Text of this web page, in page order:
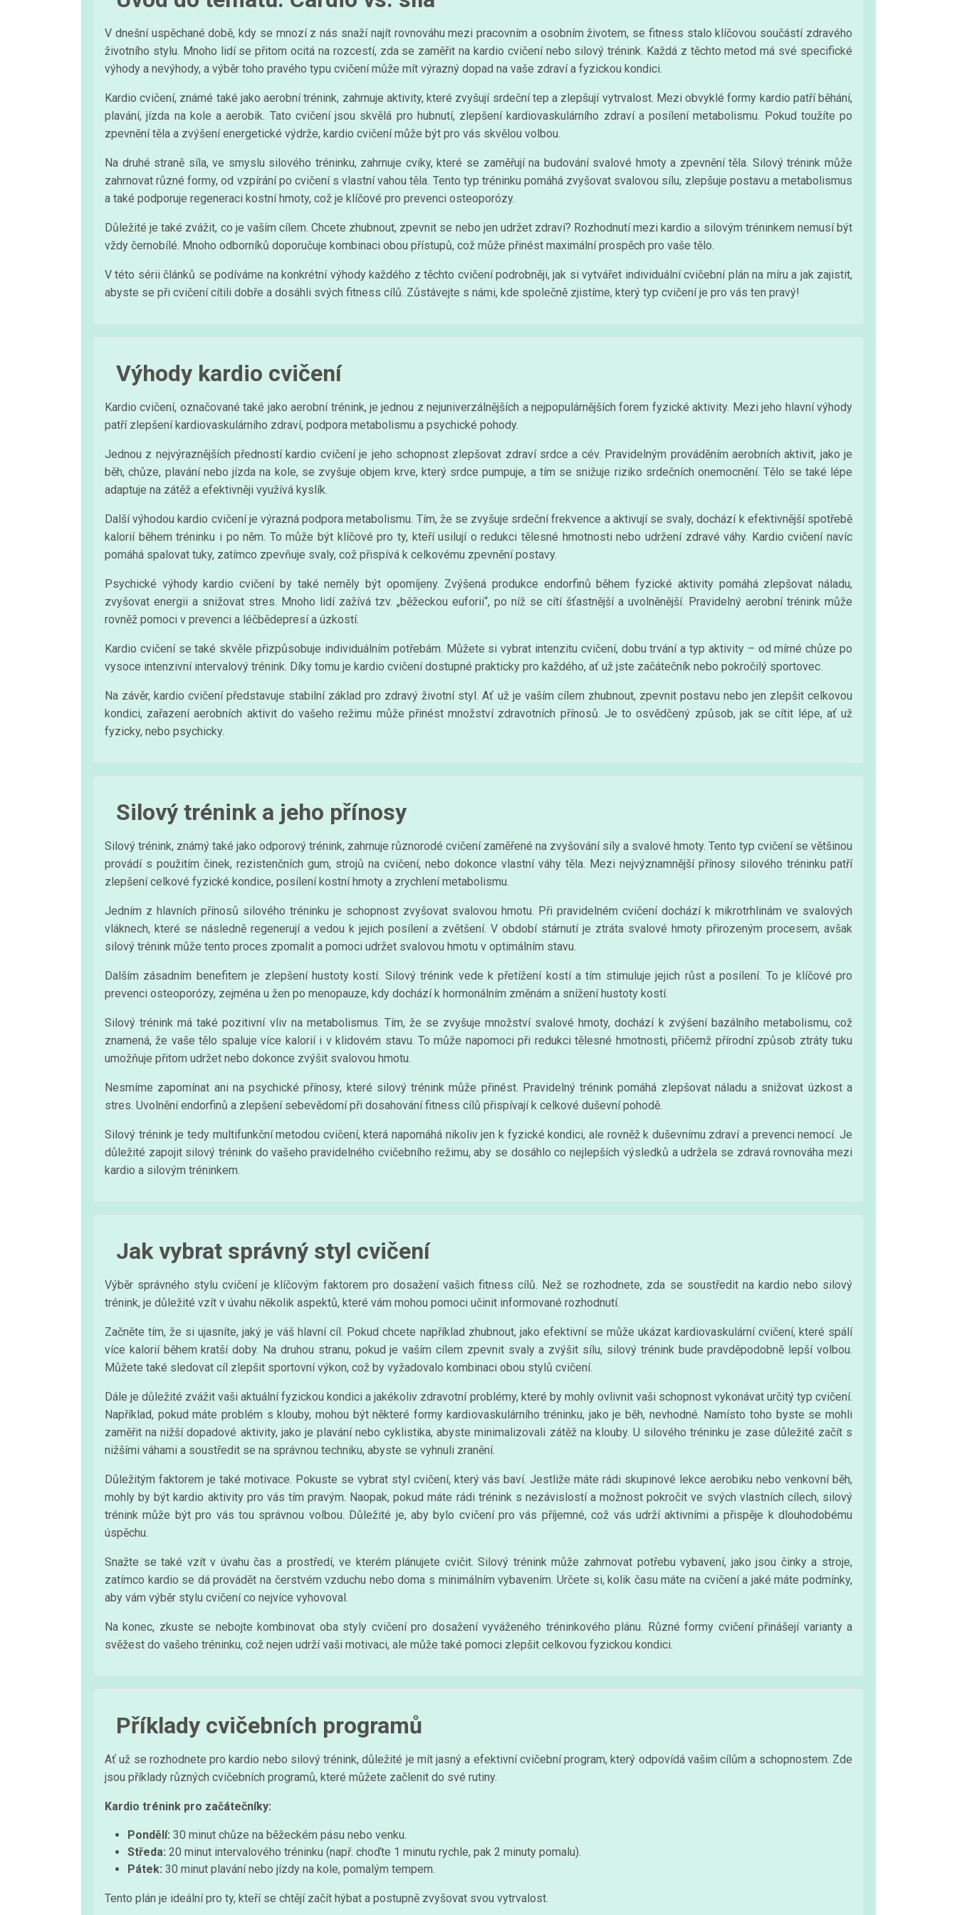
V dnešní uspěchané době, kdy se mnozí z nás snaží najít rovnováhu mezi pracovním a osobním životem, se fitness stalo klíčovou součástí zdravého
životního stylu. Mnoho lidí se přitom ocitá na rozcestí, zda se zaměřit na kardio cvičení nebo silový trénink. Každá z těchto metod má své specifické
výhody a nevýhody, a výběr toho pravého typu cvičení může mít výrazný dopad na vaše zdraví a fyzickou kondici.
Kardio cvičení, známé také jako aerobní trénink, zahrnuje aktivity, které zvyšují srdeční tep a zlepšují vytrvalost. Mezi obvyklé formy kardio patří běhání,
plavání, jízda na kole a aerobik. Tato cvičení jsou skvělá pro hubnutí, zlepšení kardiovaskulárního zdraví a posílení metabolismu. Pokud toužíte po
zpevnění těla a zvýšení energetické výdrže, kardio cvičení může být pro vás skvělou volbou.
Na druhé straně síla, ve smyslu silového tréninku, zahrnuje cviky, které se zaměřují na budování svalové hmoty a zpevnění těla. Silový trénink může
zahrnovat různé formy, od vzpírání po cvičení s vlastní vahou těla. Tento typ tréninku pomáhá zvyšovat svalovou sílu, zlepšuje postavu a metabolismus
a také podporuje regeneraci kostní hmoty, což je klíčové pro prevenci osteoporózy.
Důležité je také zvážit, co je vaším cílem. Chcete zhubnout, zpevnit se nebo jen udržet zdraví? Rozhodnutí mezi kardio a silovým tréninkem nemusí být
vždy černobílé. Mnoho odborníků doporučuje kombinaci obou přístupů, což může přinést maximální prospěch pro vaše tělo.
V této sérii článků se podíváme na konkrétní výhody každého z těchto cvičení podrobněji, jak si vytvářet individuální cvičební plán na míru a jak zajistit,
abyste se při cvičení cítili dobře a dosáhli svých fitness cílů. Zůstávejte s námi, kde společně zjistíme, který typ cvičení je pro vás ten pravý!
Výhody kardio cvičení
Kardio cvičení, označované také jako aerobní trénink, je jednou z nejuniverzálnějších a nejpopulárnějších forem fyzické aktivity. Mezi jeho hlavní výhody
patří zlepšení kardiovaskulárního zdraví, podpora metabolismu a psychické pohody.
Jednou z nejvýraznějších předností kardio cvičení je jeho schopnost zlepšovat zdraví srdce a cév. Pravidelným prováděním aerobních aktivit, jako je
běh, chůze, plavání nebo jízda na kole, se zvyšuje objem krve, který srdce pumpuje, a tím se snižuje riziko srdečních onemocnění. Tělo se také lépe
adaptuje na zátěž a efektivněji využívá kyslík.
Další výhodou kardio cvičení je výrazná podpora metabolismu. Tím, že se zvyšuje srdeční frekvence a aktivují se svaly, dochází k efektivnější spotřebě
kalorií během tréninku i po něm. To může být klíčové pro ty, kteří usilují o redukci tělesné hmotnosti nebo udržení zdravé váhy. Kardio cvičení navíc
pomáhá spalovat tuky, zatímco zpevňuje svaly, což přispívá k celkovému zpevnění postavy.
Psychické výhody kardio cvičení by také neměly být opomíjeny. Zvýšená produkce endorfinů během fyzické aktivity pomáhá zlepšovat náladu,
zvyšovat energii a snižovat stres. Mnoho lidí zažívá tzv. „běžeckou euforii“, po níž se cítí šťastnější a uvolněnější. Pravidelný aerobní trénink může
rovněž pomoci v prevenci a léčbědepresí a úzkostí.
Kardio cvičení se také skvěle přizpůsobuje individuálním potřebám. Můžete si vybrat intenzitu cvičení, dobu trvání a typ aktivity – od mírné chůze po
vysoce intenzivní intervalový trénink. Díky tomu je kardio cvičení dostupné prakticky pro každého, ať už jste začátečník nebo pokročilý sportovec.
Na závěr, kardio cvičení představuje stabilní základ pro zdravý životní styl. Ať už je vaším cílem zhubnout, zpevnit postavu nebo jen zlepšit celkovou
kondici, zařazení aerobních aktivit do vašeho režimu může přinést množství zdravotních přínosů. Je to osvědčený způsob, jak se cítit lépe, ať už
fyzicky, nebo psychicky.
Silový trénink a jeho přínosy
Silový trénink, známý také jako odporový trénink, zahrnuje různorodé cvičení zaměřené na zvyšování síly a svalové hmoty. Tento typ cvičení se většinou
provádí s použitím činek, rezistenčních gum, strojů na cvičení, nebo dokonce vlastní váhy těla. Mezi nejvýznamnější přínosy silového tréninku patří
zlepšení celkové fyzické kondice, posílení kostní hmoty a zrychlení metabolismu.
Jedním z hlavních přínosů silového tréninku je schopnost zvyšovat svalovou hmotu. Při pravidelném cvičení dochází k mikrotrhlinám ve svalových
vláknech, které se následně regenerují a vedou k jejich posílení a zvětšení. V období stárnutí je ztráta svalové hmoty přirozeným procesem, avšak
silový trénink může tento proces zpomalit a pomoci udržet svalovou hmotu v optimálním stavu.
Dalším zásadním benefitem je zlepšení hustoty kostí. Silový trénink vede k přetížení kostí a tím stimuluje jejich růst a posílení. To je klíčové pro
prevenci osteoporózy, zejména u žen po menopauze, kdy dochází k hormonálním změnám a snížení hustoty kostí.
Silový trénink má také pozitivní vliv na metabolismus. Tím, že se zvyšuje množství svalové hmoty, dochází k zvýšení bazálního metabolismu, což
znamená, že vaše tělo spaluje více kalorií i v klidovém stavu. To může napomoci při redukci tělesné hmotnosti, přičemž přírodní způsob ztráty tuku
umožňuje přitom udržet nebo dokonce zvýšit svalovou hmotu.
Nesmíme zapomínat ani na psychické přínosy, které silový trénink může přinést. Pravidelný trénink pomáhá zlepšovat náladu a snižovat úzkost a
stres. Uvolnění endorfinů a zlepšení sebevědomí při dosahování fitness cílů přispívají k celkové duševní pohodě.
Silový trénink je tedy multifunkční metodou cvičení, která napomáhá nikoliv jen k fyzické kondici, ale rovněž k duševnímu zdraví a prevenci nemocí. Je
důležité zapojit silový trénink do vašeho pravidelného cvičebního režimu, aby se dosáhlo co nejlepších výsledků a udržela se zdravá rovnováha mezi
kardio a silovým tréninkem.
Jak vybrat správný styl cvičení
Výběr správného stylu cvičení je klíčovým faktorem pro dosažení vašich fitness cílů. Než se rozhodnete, zda se soustředit na kardio nebo silový
trénink, je důležité vzít v úvahu několik aspektů, které vám mohou pomoci učinit informované rozhodnutí.
Začněte tím, že si ujasníte, jaký je váš hlavní cíl. Pokud chcete například zhubnout, jako efektivní se může ukázat kardiovaskulární cvičení, které spálí
více kalorií během kratší doby. Na druhou stranu, pokud je vaším cílem zpevnit svaly a zvýšit sílu, silový trénink bude pravděpodobně lepší volbou.
Můžete také sledovat cíl zlepšit sportovní výkon, což by vyžadovalo kombinaci obou stylů cvičení.
Dále je důležité zvážit vaši aktuální fyzickou kondici a jakékoliv zdravotní problémy, které by mohly ovlivnit vaši schopnost vykonávat určitý typ cvičení.
Například, pokud máte problém s klouby, mohou být některé formy kardiovaskulárního tréninku, jako je běh, nevhodné. Namísto toho byste se mohli
zaměřit na nižší dopadové aktivity, jako je plavání nebo cyklistika, abyste minimalizovali zátěž na klouby. U silového tréninku je zase důležité začít s
nižšími váhami a soustředit se na správnou techniku, abyste se vyhnuli zranění.
Důležitým faktorem je také motivace. Pokuste se vybrat styl cvičení, který vás baví. Jestliže máte rádi skupinové lekce aerobiku nebo venkovní běh,
mohly by být kardio aktivity pro vás tím pravým. Naopak, pokud máte rádi trénink s nezávislostí a možnost pokročit ve svých vlastních cílech, silový
trénink může být pro vás tou správnou volbou. Důležité je, aby bylo cvičení pro vás příjemné, což vás udrží aktivními a přispěje k dlouhodobému
úspěchu.
Snažte se také vzít v úvahu čas a prostředí, ve kterém plánujete cvičit. Silový trénink může zahrnovat potřebu vybavení, jako jsou činky a stroje,
zatímco kardio se dá provádět na čerstvém vzduchu nebo doma s minimálním vybavením. Určete si, kolik času máte na cvičení a jaké máte podmínky,
aby vám výběr stylu cvičení co nejvíce vyhovoval.
Na konec, zkuste se nebojte kombinovat oba styly cvičení pro dosažení vyváženého tréninkového plánu. Různé formy cvičení přinášejí varianty a
svěžest do vašeho tréninku, což nejen udrží vaši motivaci, ale může také pomoci zlepšit celkovou fyzickou kondici.
Příklady cvičebních programů
Ať už se rozhodnete pro kardio nebo silový trénink, důležité je mít jasný a efektivní cvičební program, který odpovídá vašim cílům a schopnostem. Zde
jsou příklady různých cvičebních programů, které můžete začlenit do své rutiny.
Kardio trénink pro začátečníky:
Pondělí: 30 minut chůze na běžeckém pásu nebo venku.
Středa: 20 minut intervalového tréninku (např. choďte 1 minutu rychle, pak 2 minuty pomalu).
Pátek: 30 minut plavání nebo jízdy na kole, pomalým tempem.
Tento plán je ideální pro ty, kteří se chtějí začít hýbat a postupně zvyšovat svou vytrvalost.